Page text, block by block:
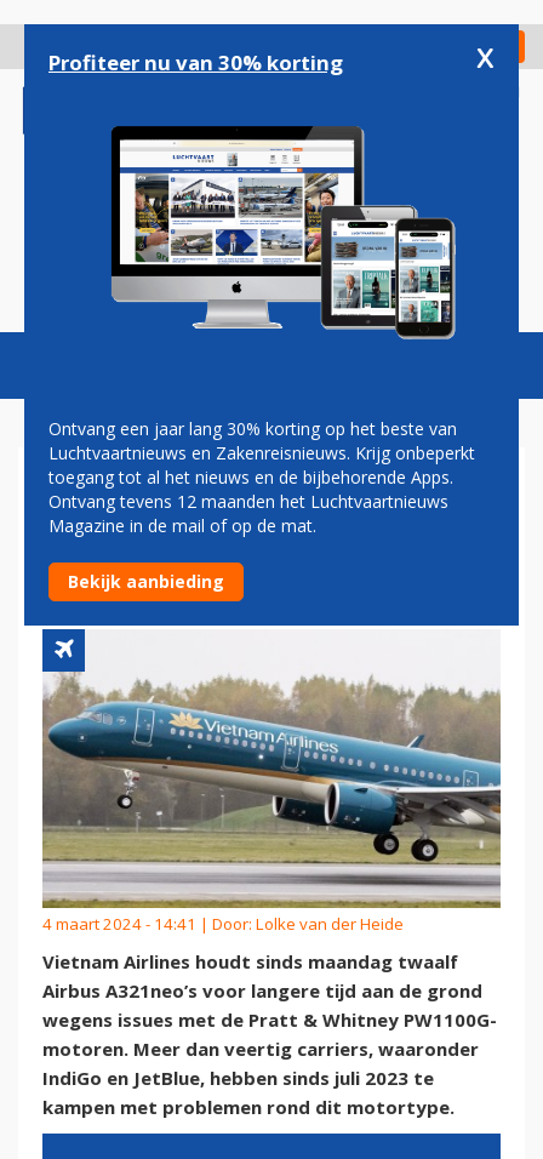
gaan
Check in
Magazine Podcasts Vacatures
VIETNAM AIRLINES
VOLGENDE IN LANGE RIJ MET
PRATT & WHITNEY-ISSUES
4 maart 2024 - 14:41 | Door: Lolke van der Heide
Vietnam Airlines houdt sinds maandag twaalf
Airbus A321neo’s voor langere tijd aan de grond
wegens issues met de Pratt & Whitney PW1100G-
motoren. Meer dan veertig carriers, waaronder
IndiGo en JetBlue, hebben sinds juli 2023 te
kampen met problemen rond dit motortype.
Profiteer nu van 30% korting x
Ontvang een jaar lang 30% korting op het beste van
Luchtvaartnieuws en Zakenreisnieuws. Krijg onbeperkt
toegang tot al het nieuws en de bijbehorende Apps.
Ontvang tevens 12 maanden het Luchtvaartnieuws
Magazine in de mail of op de mat.
Bekijk aanbieding